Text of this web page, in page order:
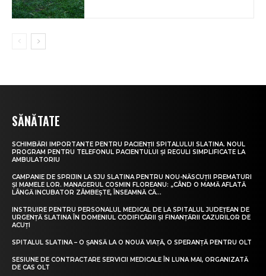
SĂNĂTATE
SCHIMBĂRI IMPORTANTE PENTRU PACIENȚII SPITALULUI SLATINA. NOUL
PROGRAM PENTRU TELEFONUL PACIENTULUI ȘI REGULI SIMPLIFICATE LA
AMBULATORIU
CAMPANIE DE SPRIJIN LA SJU SLATINA PENTRU NOU-NĂSCUȚII PREMATURI
ȘI MAMELE LOR. MANAGERUL COSMIN FLOREANU: „CÂND O MAMĂ AFLATĂ
LÂNGĂ INCUBATOR ZÂMBEȘTE, ÎNSEAMNĂ CĂ...
INSTRUIRE PENTRU PERSONALUL MEDICAL DE LA SPITALUL JUDEȚEAN DE
URGENȚĂ SLATINA ÎN DOMENIUL CODIFICĂRII ȘI FINANȚĂRII CAZURILOR DE
ACUȚI
SPITALUL SLATINA – O ȘANSĂ LA O NOUĂ VIAȚĂ, O SPERANȚĂ PENTRU OLT
SESIUNE DE CONTRACTARE SERVICII MEDICALE ÎN LUNA MAI, ORGANIZATĂ
DE CAS OLT